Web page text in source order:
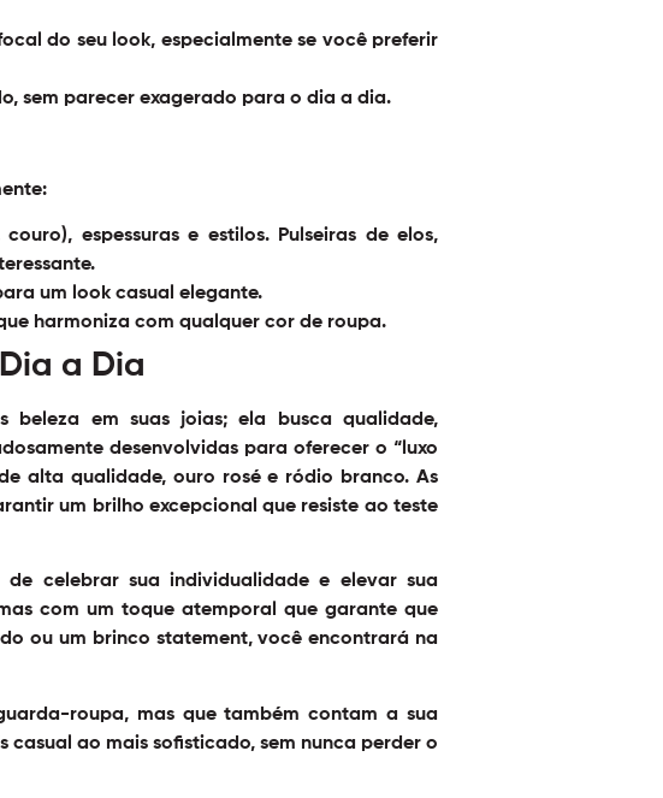
do seu look, especialmente se você preferir
sem parecer exagerado para o dia a dia.
espessuras e estilos. Pulseiras de elos,
um look casual elegante.
harmoniza com qualquer cor de roupa.
a Dia
beleza em suas joias; ela busca qualidade,
desenvolvidas para oferecer o “luxo
alta qualidade, ouro rosé e ródio branco. As
um brilho excepcional que resiste ao teste
celebrar sua individualidade e elevar sua
com um toque atemporal que garante que
ou um brinco statement, você encontrará na
roupa, mas que também contam a sua
ao mais sofisticado, sem nunca perder o